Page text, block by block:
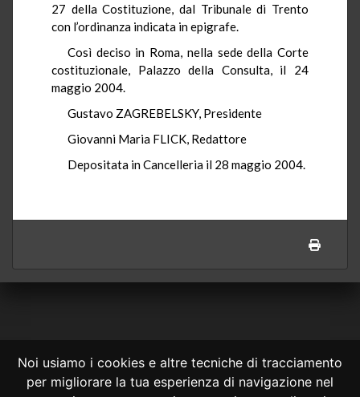
Noi usiamo i cookies e altre tecniche di tracciamento
per migliorare la tua esperienza di navigazione nel
27 della Costituzione, dal Tribunale di Trento
con l’ordinanza indicata in epigrafe.
Così deciso in Roma, nella sede della Corte
costituzionale, Palazzo della Consulta, il 24
maggio 2004.
Gustavo ZAGREBELSKY, Presidente
Giovanni Maria FLICK, Redattore
Depositata in Cancelleria il 28 maggio 2004.
CONSULTA ONLINE DAL 1995 -NOTE LEGALI